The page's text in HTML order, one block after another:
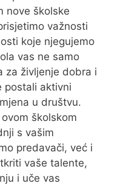
nove školske
važnosti
koje njegujemo
vas ne samo
za življenje dobra i
postali aktivni
u društvu.
školskom
s vašim
predavači, već i
vaše talente,
i uče vas